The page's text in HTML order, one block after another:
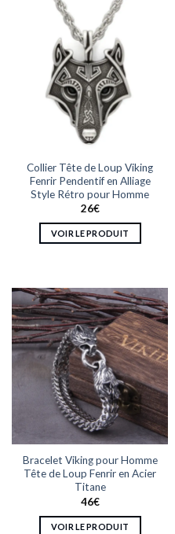
plusieurs
variations.
Les
options
peuvent
être
choisies
sur
la
du
produit
Collier Tête de Loup Viking
Fenrir Pendentif en Alliage
Style Rétro pour Homme
26€
VOIR LE PRODUIT
plusieurs
variations.
Les
options
peuvent
être
choisies
sur
la
du
Bracelet Viking pour Homme
Tête de Loup Fenrir en Acier
Titane
46€
VOIR LE PRODUIT